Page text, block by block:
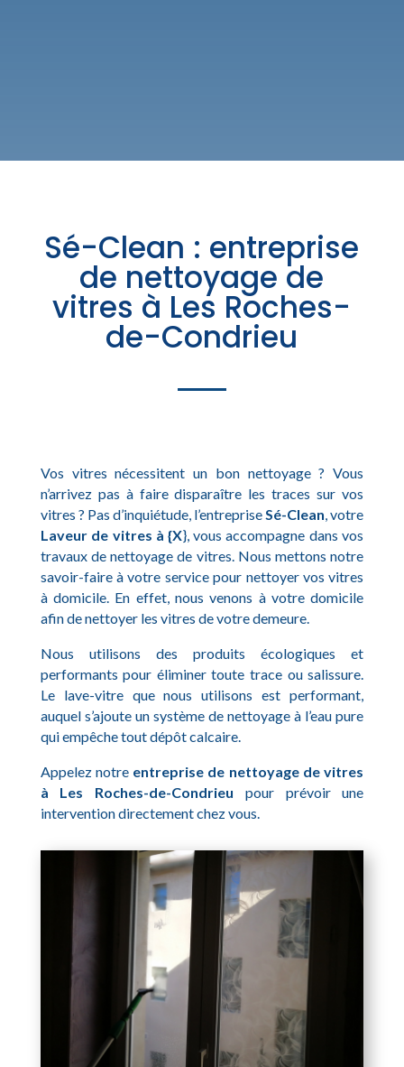
Sé-Clean : entreprise
de nettoyage de
vitres à Les Roches-
de-Condrieu
Vos vitres nécessitent un bon nettoyage ? Vous
n’arrivez pas à faire disparaître les traces sur vos
vitres ? Pas d’inquiétude, l’entrepriseSé-Clean, votre
Laveur de vitres à {X}, vous accompagne dans vos
travaux de nettoyage de vitres. Nous mettons notre
savoir-faire à votre service pour nettoyer vos vitres
à domicile. En effet, nous venons à votre domicile
afin de nettoyer les vitres de votre demeure.
Nous utilisons des produits écologiques et
performants pour éliminer toute trace ou salissure.
Le lave-vitre que nous utilisons est performant,
auquel s’ajoute un système de nettoyage à l’eau pure
qui empêche tout dépôt calcaire.
Appelez notre entreprise de nettoyage de vitres
à Les Roches-de-Condrieu pour prévoir une
intervention directement chez vous.